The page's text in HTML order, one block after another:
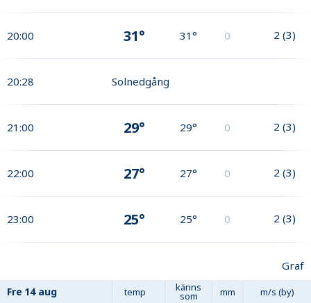
20:00 31° 31° 0 2 (3)
20:28 Solnedgång
21:00 29° 29° 0 2 (3)
22:00 27° 27° 0 2 (3)
23:00 25° 25° 0 2 (3)
Graf
Fre 14 aug temp känns
som mm m/s (by)